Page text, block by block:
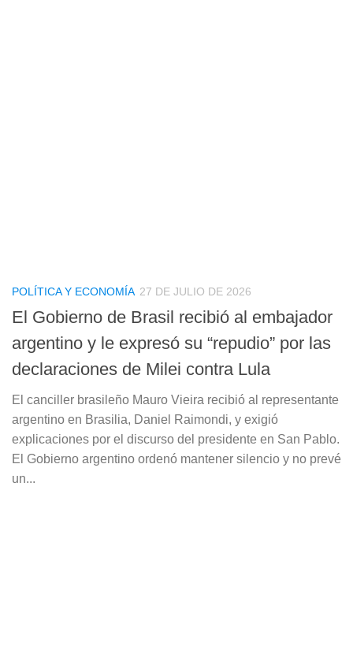
POLÍTICA Y ECONOMÍA 27 DE JULIO DE 2026
El Gobierno de Brasil recibió al embajador
argentino y le expresó su “repudio” por las
declaraciones de Milei contra Lula
El canciller brasileño Mauro Vieira recibió al representante
argentino en Brasilia, Daniel Raimondi, y exigió
explicaciones por el discurso del presidente en San Pablo.
El Gobierno argentino ordenó mantener silencio y no prevé
un...